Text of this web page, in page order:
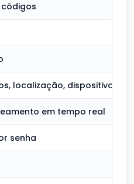
localização, dispositivo
em tempo real
senha